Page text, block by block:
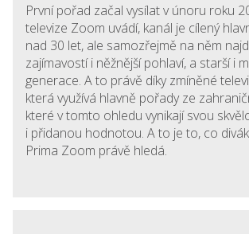
První pořad začal vysílat v únoru roku
televize Zoom uvádí, kanál je cílený
nad 30 let, ale samozřejmě na něm
zajímavostí i něžnější pohlaví, a starší i
generace. A to právě díky zmíněné
která využívá hlavně pořady ze
které v tomto ohledu vynikají svou
i přidanou hodnotou. A to je to, co
Prima Zoom právě hledá.